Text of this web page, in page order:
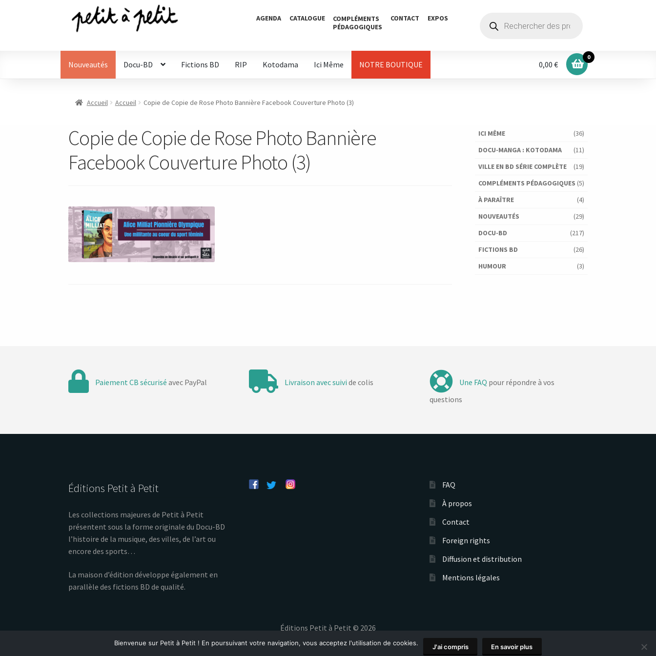
Aller
navigation
Aller
AGENDA CATALOGUE
COMPLÉMENTS
PÉDAGOGIQUES
CONTACT EXPOS
produits
Nouveautés Docu-BD Fictions BD RIP Kotodama Ici Même NOTRE BOUTIQUE 0,00 €
0
Accueil Accueil Copie de Copie de Rose Photo Bannière Facebook Couverture Photo (3)
Copie de Copie de Rose Photo Bannière
Facebook Couverture Photo (3)
ICI MÊME
(36)
DOCU-MANGA : KOTODAMA
(11)
VILLE EN BD SÉRIE COMPLÈTE
(19)
COMPLÉMENTS PÉDAGOGIQUES (5)
À PARAÎTRE
(4)
NOUVEAUTÉS
(29)
DOCU-BD
(217)
FICTIONS BD
(26)
HUMOUR
(3)
Paiement CB sécurisé avec PayPal Livraison avec suivi de colis Une FAQ pour répondre à vos
questions
Éditions Petit à Petit
Les collections majeures de Petit à Petit
présentent sous la forme originale du Docu-BD
l’histoire de la musique, des villes, de l’art ou
encore des sports…
La maison d’édition développe également en
parallèle des fictions BD de qualité.
FAQ
À propos
Contact
Foreign rights
Diffusion et distribution
Mentions légales
Éditions Petit à Petit © 2026
Bienvenue sur Petit à Petit ! En poursuivant votre navigation, vous acceptez l'utilisation de cookies.
J'ai compris En savoir plus